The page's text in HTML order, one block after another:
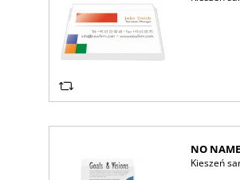
NO NAME
Kieszeń